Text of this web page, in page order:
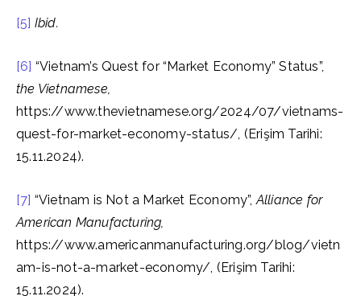
[5] Ibid.
[6] “Vietnam’s Quest for “Market Economy” Status”,
the Vietnamese,
https://www.thevietnamese.org/2024/07/vietnams-
quest-for-market-economy-status/, (Erişim Tarihi:
15.11.2024).
[7] “Vietnam is Not a Market Economy”,Alliance for
American Manufacturing,
https://www.americanmanufacturing.org/blog/vietn
am-is-not-a-market-economy/, (Erişim Tarihi:
15.11.2024).